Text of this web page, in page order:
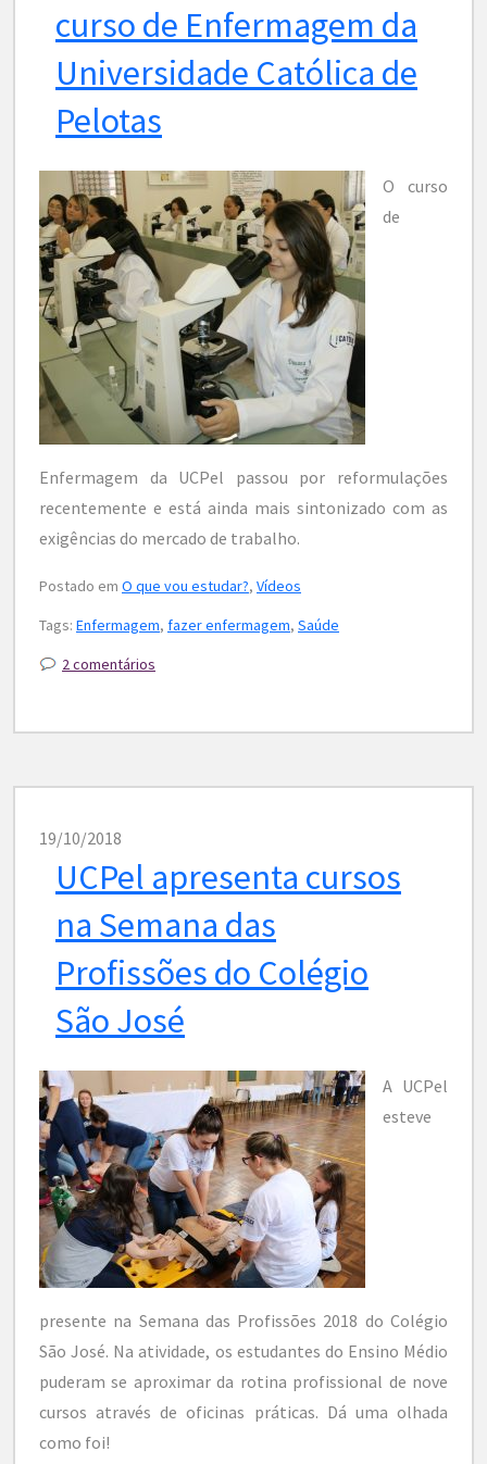
curso de Enfermagem da
Universidade Católica de
Pelotas
O curso
de
Enfermagem da UCPel passou por reformulações
recentemente e está ainda mais sintonizado com as
exigências do mercado de trabalho.
Postado em O que vou estudar?, Vídeos
Tags: Enfermagem, fazer enfermagem, Saúde
2 comentários
19/10/2018
UCPel apresenta cursos
na Semana das
Profissões do Colégio
São José
A UCPel
esteve
presente na Semana das Profissões 2018 do Colégio
São José. Na atividade, os estudantes do Ensino Médio
puderam se aproximar da rotina profissional de nove
cursos através de oficinas práticas. Dá uma olhada
como foi!